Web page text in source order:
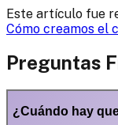
Este artículo fue
Cómo creamos el
Preguntas
¿Cuándo hay